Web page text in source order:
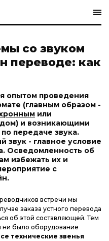
со звуком
переводе: как
опытом проведения
(главным образом -
или
и возникающими
передаче звука.
звук - главное условие
Осведомленность об
избежать их и
с
встречи мы
заказа устного перевода
об этой составляющей. Тем
ни было оборудование
технические звенья